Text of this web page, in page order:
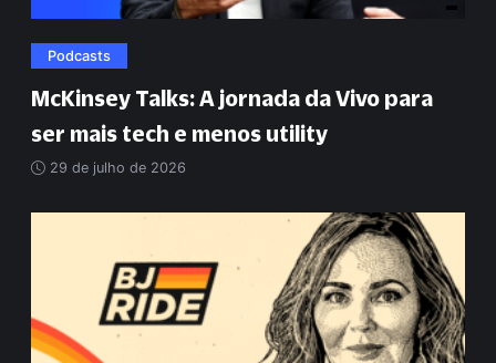
Podcasts
McKinsey Talks: A jornada da Vivo para
ser mais tech e menos utility
29 de julho de 2026